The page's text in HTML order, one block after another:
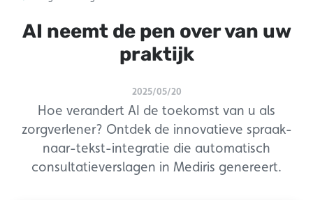
AI neemt de pen over van uw
praktijk
2025/05/20
Hoe verandert AI de toekomst van u als
zorgverlener? Ontdek de innovatieve spraak-
naar-tekst-integratie die automatisch
consultatieverslagen in Mediris genereert.